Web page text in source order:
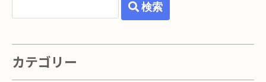
検索
カテゴリー